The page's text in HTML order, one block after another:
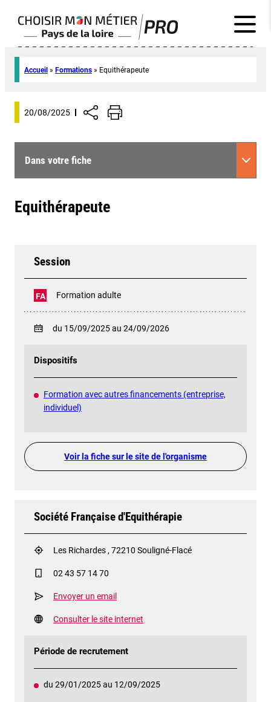
Accueil » Formations » Equithérapeute
20/08/2025
Dans votre fiche
Equithérapeute
Session
FA Formation adulte
du 15/09/2025 au 24/09/2026
Dispositifs
Formation avec autres financements (entreprise,
individuel)
Voir la fiche sur le site de l'organisme
Société Française d'Equithérapie
Les Richardes , 72210 Souligné-Flacé
02 43 57 14 70
Envoyer un email
Consulter le site internet
Période de recrutement
du 29/01/2025 au 12/09/2025